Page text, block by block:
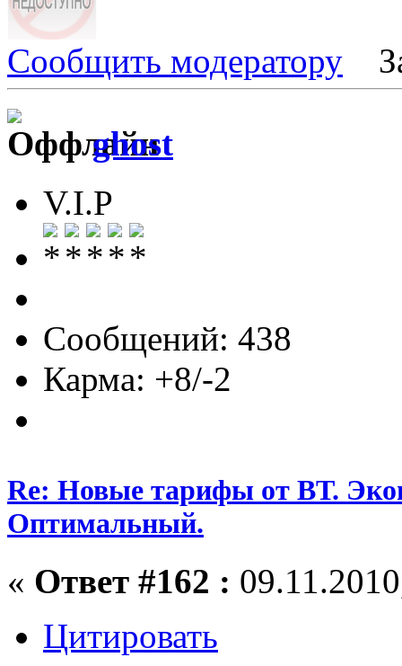
Сообщить модератору
ghost
V.I.P
Сообщений: 438
Карма: +8/-2
Re: Новые тарифы от ВТ.
Оптимальный.
« Ответ #162 :
Цитировать